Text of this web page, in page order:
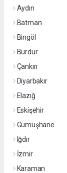
Aydın
Batman
Bingöl
Burdur
Çankırı
Diyarbakır
Elazığ
Eskişehir
Gümüşhane
Iğdır
İzmir
Karaman